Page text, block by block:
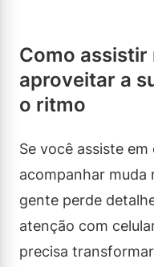
Como assistir
aproveitar a
o ritmo
Se você assiste
acompanhar muda
gente perde
atenção com
precisa